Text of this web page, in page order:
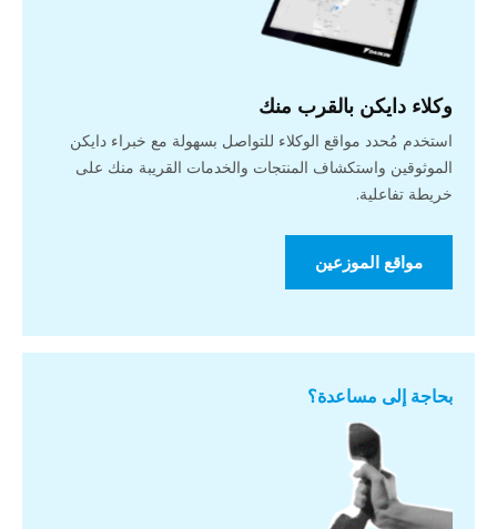
وكلاء دايكن بالقرب منك
استخدم مُحدد مواقع الوكلاء للتواصل بسهولة مع خبراء دايكن
الموثوقين واستكشاف المنتجات والخدمات القريبة منك على
خريطة تفاعلية.
مواقع الموزعين
بحاجة إلى مساعدة؟